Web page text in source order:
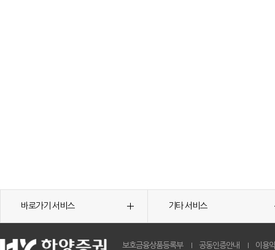
바로가기 서비스 기타 서비스
보호금융상품등록부 공동인증안내 이용